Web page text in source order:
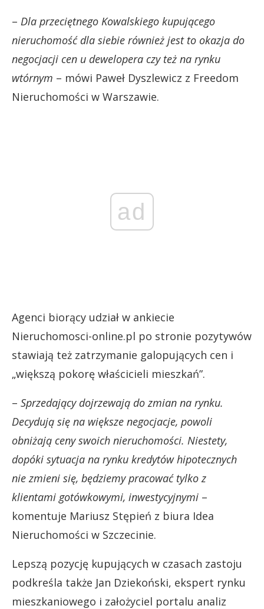
– Dla przeciętnego Kowalskiego kupującego
nieruchomość dla siebie również jest to okazja do
negocjacji cen u dewelopera czy też na rynku
wtórnym – mówi Paweł Dyszlewicz z Freedom
Nieruchomości w Warszawie.
ad
Agenci biorący udział w ankiecie
Nieruchomosci-online.pl po stronie pozytywów
stawiają też zatrzymanie galopujących cen i
„większą pokorę właścicieli mieszkań”.
– Sprzedający dojrzewają do zmian na rynku.
Decydują się na większe negocjacje, powoli
obniżają ceny swoich nieruchomości. Niestety,
dopóki sytuacja na rynku kredytów hipotecznych
nie zmieni się, będziemy pracować tylko z
klientami gotówkowymi, inwestycyjnymi –
komentuje Mariusz Stępień z biura Idea
Nieruchomości w Szczecinie.
Lepszą pozycję kupujących w czasach zastoju
podkreśla także Jan Dziekoński, ekspert rynku
mieszkaniowego i założyciel portalu analiz